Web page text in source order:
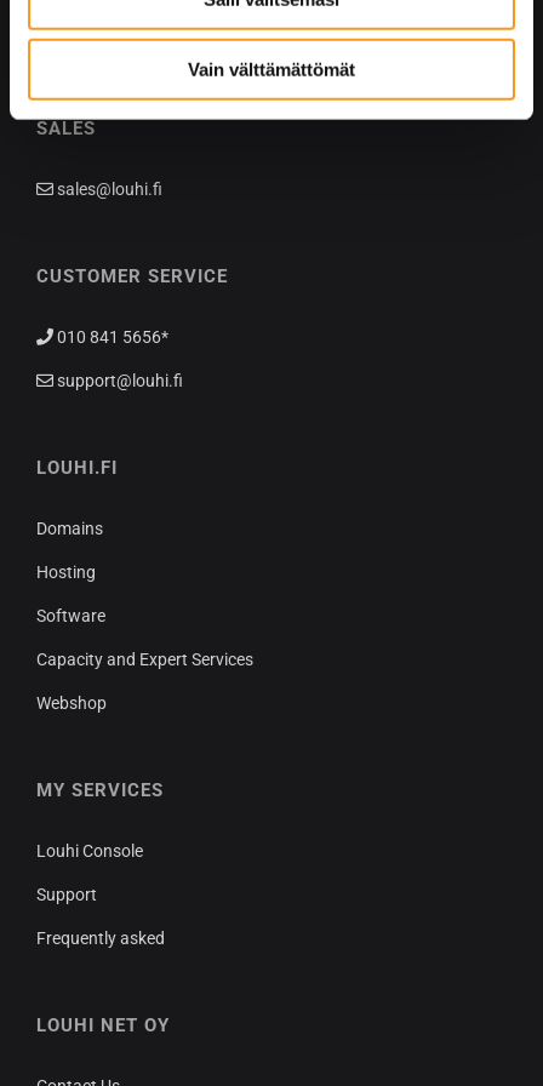
kerätty, kun olet käyttänyt heidän palvelujaan. Saat
lisätietoa käytämistämme evästeistä ja muuttaa tai
Vain välttämättömät
SALES
sales@louhi.fi
CUSTOMER SERVICE
010 841 5656*
support@louhi.fi
LOUHI.FI
Domains
Hosting
Software
Capacity and Expert Services
Webshop
MY SERVICES
Louhi Console
Support
Frequently asked
LOUHI NET OY